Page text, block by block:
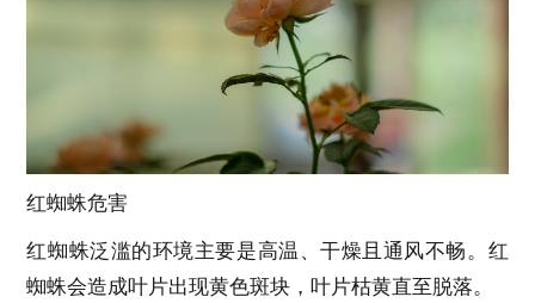
红蜘蛛危害
红蜘蛛泛滥的环境主要是高温、干燥且通风不畅。红
蜘蛛会造成叶片出现黄色斑块，叶片枯黄直至脱落。